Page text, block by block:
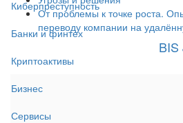
Киберпреступность
Банки и финтех
Криптоактивы
Бизнес
Сервисы
От проблемы к точке роста.
переводу компании на